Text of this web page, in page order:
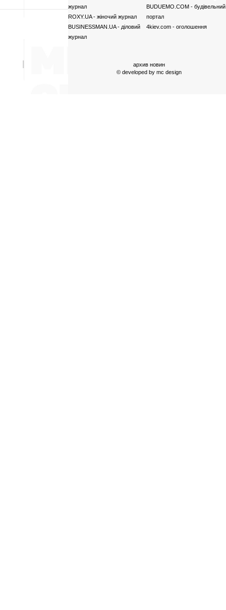
журнал
ROXY.UA- жіночий журнал
BUSINESSMAN.UA- діловий
журнал
BUDUEMO.COM- будівельний
портал
4kiev.com- оголошення
архив новин
© developed by mc design